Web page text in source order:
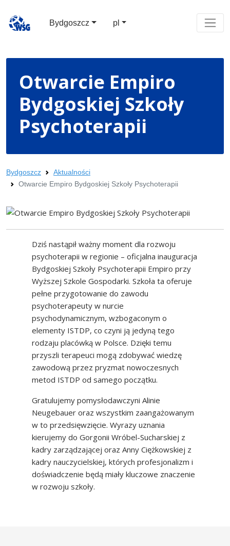
Bydgoszcz pl
Otwarcie Empiro
Bydgoskiej Szkoły
Psychoterapii
Bydgoszcz
Aktualności
Otwarcie Empiro Bydgoskiej Szkoły Psychoterapii
Dziś nastąpił ważny moment dla rozwoju
psychoterapii w regionie – oficjalna inauguracja
Bydgoskiej Szkoły Psychoterapii Empiro przy
Wyższej Szkole Gospodarki. Szkoła ta oferuje
pełne przygotowanie do zawodu
psychoterapeuty w nurcie
psychodynamicznym, wzbogaconym o
elementy ISTDP, co czyni ją jedyną tego
rodzaju placówką w Polsce. Dzięki temu
przyszli terapeuci mogą zdobywać wiedzę
zawodową przez pryzmat nowoczesnych
metod ISTDP od samego początku.
Gratulujemy pomysłodawczyni Alinie
Neugebauer oraz wszystkim zaangażowanym
w to przedsięwzięcie. Wyrazy uznania
kierujemy do Gorgonii Wróbel-Sucharskiej z
kadry zarządzającej oraz Anny Ciężkowskiej z
kadry nauczycielskiej, których profesjonalizm i
doświadczenie będą miały kluczowe znaczenie
w rozwoju szkoły.